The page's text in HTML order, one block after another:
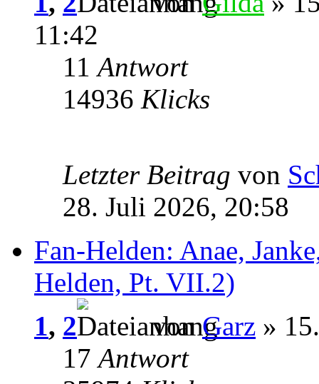
11:42
11Antwort
14936 Klicks
Letzter Beitrag von
28. Juli 2026, 20:58
Fan-Helden: Anae,
Helden, Pt. VII.2)
1, 2 vonGarz »
17Antwort